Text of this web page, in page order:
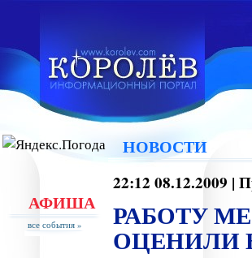
АФИША
все события »
НОВОСТИ
22:12 08.12.2009 |
РАБОТУ
ОЦЕНИЛИ